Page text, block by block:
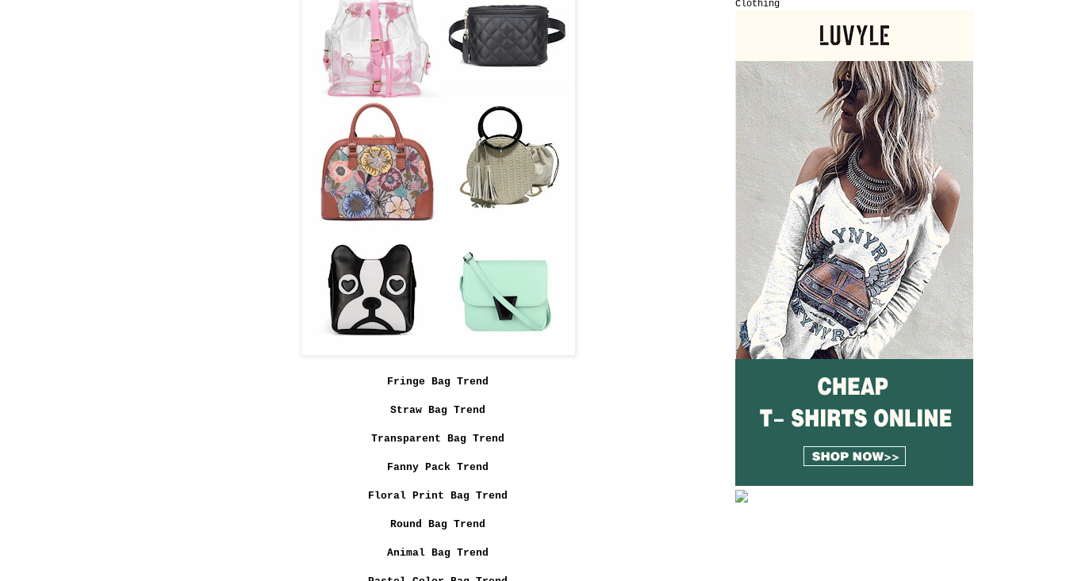
Fringe Bag Trend
Straw Bag Trend
Transparent Bag Trend
Fanny Pack Trend
Floral Print Bag Trend
Round Bag Trend
Animal Bag Trend